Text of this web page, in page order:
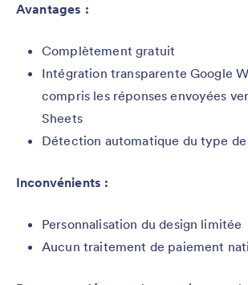
Avantages :
Complètement gratuit
Intégration transparente Google
compris les réponses envoyées
Sheets
Détection automatique du type
Inconvénients :
Personnalisation du design limitée
Aucun traitement de paiement